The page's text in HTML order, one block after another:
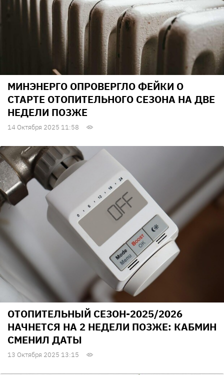
МИНЭНЕРГО ОПРОВЕРГЛО ФЕЙКИ О
СТАРТЕ ОТОПИТЕЛЬНОГО СЕЗОНА НА ДВЕ
НЕДЕЛИ ПОЗЖЕ
14 Октября 2025 11:58
ОТОПИТЕЛЬНЫЙ СЕЗОН-2025/2026
НАЧНЕТСЯ НА 2 НЕДЕЛИ ПОЗЖЕ: КАБМИН
СМЕНИЛ ДАТЫ
13 Октября 2025 13:15